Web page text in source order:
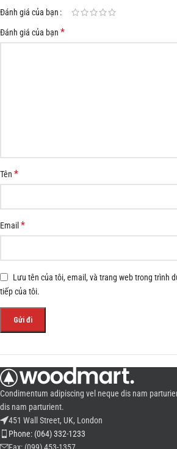
Đánh giá của bạn
Đánh giá của bạn *
Tên *
Email*
Lưu tên của tôi, email, và trang web trong trình
tiếp của tôi.
Condimentum adipiscing vel neque dis nam
dis nam parturient.
451 Wall Street, UK, London
Phone: (064) 332-1233
Fax: (099) 453-1357